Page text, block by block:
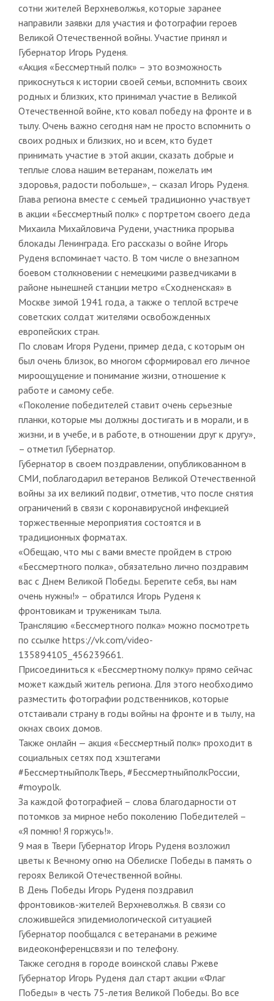
сотни жителей Верхневолжья, которые заранее
направили заявки для участия и фотографии героев
Великой Отечественной войны. Участие принял и
Губернатор Игорь Руденя.
«Акция «Бессмертный полк» – это возможность
прикоснуться к истории своей семьи, вспомнить своих
родных и близких, кто принимал участие в Великой
Отечественной войне, кто ковал победу на фронте и в
тылу. Очень важно сегодня нам не просто вспомнить о
своих родных и близких, но и всем, кто будет
принимать участие в этой акции, сказать добрые и
теплые слова нашим ветеранам, пожелать им
здоровья, радости побольше», – сказал Игорь Руденя.
Глава региона вместе с семьей традиционно участвует
в акции «Бессмертный полк» с портретом своего деда
Михаила Михайловича Рудени, участника прорыва
блокады Ленинграда. Его рассказы о войне Игорь
Руденя вспоминает часто. В том числе о внезапном
боевом столкновении с немецкими разведчиками в
районе нынешней станции метро «Сходненская» в
Москве зимой 1941 года, а также о теплой встрече
советских солдат жителями освобожденных
европейских стран.
По словам Игоря Рудени, пример деда, с которым он
был очень близок, во многом сформировал его личное
мироощущение и понимание жизни, отношение к
работе и самому себе.
«Поколение победителей ставит очень серьезные
планки, которые мы должны достигать и в морали, и в
жизни, и в учебе, и в работе, в отношении друг к другу»,
– отметил Губернатор.
Губернатор в своем поздравлении, опубликованном в
СМИ, поблагодарил ветеранов Великой Отечественной
войны за их великий подвиг, отметив, что после снятия
ограничений в связи с коронавирусной инфекцией
торжественные мероприятия состоятся и в
традиционных форматах.
«Обещаю, что мы с вами вместе пройдем в строю
«Бессмертного полка», обязательно лично поздравим
вас с Днем Великой Победы. Берегите себя, вы нам
очень нужны!» – обратился Игорь Руденя к
фронтовикам и труженикам тыла.
Трансляцию «Бессмертного полка» можно посмотреть
по ссылке https://vk.com/video-
135894105_456239661.
Присоединиться к «Бессмертному полку» прямо сейчас
может каждый житель региона. Для этого необходимо
разместить фотографии родственников, которые
отстаивали страну в годы войны на фронте и в тылу, на
окнах своих домов.
Также онлайн — акция «Бессмертный полк» проходит в
социальных сетях под хэштегами
#БессмертныйполкТверь, #БессмертныйполкРоссии,
#moypolk.
За каждой фотографией – слова благодарности от
потомков за мирное небо поколению Победителей –
«Я помню! Я горжусь!».
9 мая в Твери Губернатор Игорь Руденя возложил
цветы к Вечному огню на Обелиске Победы в память о
героях Великой Отечественной войны.
В День Победы Игорь Руденя поздравил
фронтовиков-жителей Верхневолжья. В связи со
сложившейся эпидемиологической ситуацией
Губернатор пообщался с ветеранами в режиме
видеоконференцсвязи и по телефону.
Также сегодня в городе воинской славы Ржеве
Губернатор Игорь Руденя дал старт акции «Флаг
Победы» в честь 75-летия Великой Победы. Во все